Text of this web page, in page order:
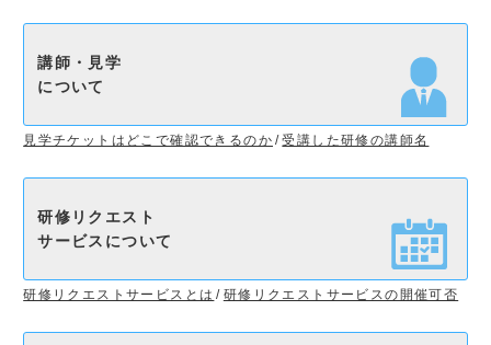
講師・見学
について
見学チケットはどこで確認できるのか 受講した研修の講師名
研修リクエスト
サービスについて
研修リクエストサービスとは 研修リクエストサービスの開催可否